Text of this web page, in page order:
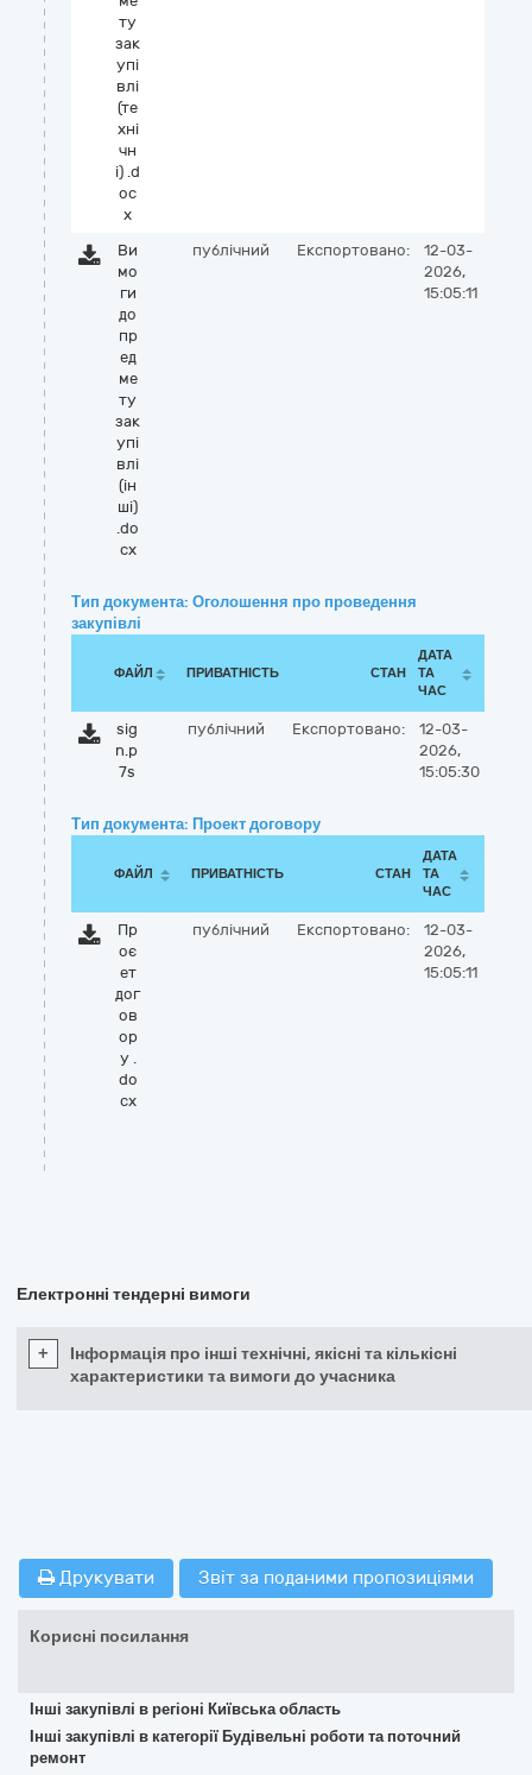
ту
зак
упі
влі
(те
хні
чн
і) .d
oc
x
Ви
мо
ги
до
пр
ед
ме
ту
зак
упі
влі
(ін
ші)
.do
cx
публічний Експортовано:
12-03-
2026,
15:05:11
Тип документа: Оголошення про проведення
закупівлі
ФАЙЛ ПРИВАТНІСТЬ СТАН
ДАТА
ТА
ЧАС
sig
n.p
7s
публічний Експортовано:
12-03-
2026,
15:05:30
Тип документа: Проект договору
ФАЙЛ ПРИВАТНІСТЬ СТАН
ДАТА
ТА
ЧАС
Пр
оє
ет
дог
ов
ор
у .
do
cx
публічний Експортовано:
12-03-
2026,
15:05:11
Електронні тендерні вимоги
+
Інформація про інші технічні, якісні та кількісні
характеристики та вимоги до учасника
Друкувати Звіт за поданими пропозиціями
Корисні посилання
Інші закупівлі в регіоні Київська область
Інші закупівлі в категорії Будівельні роботи та поточний
ремонт